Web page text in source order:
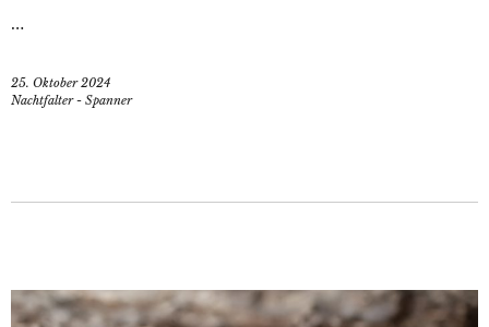
…
25. Oktober 2024
Nachtfalter - Spanner